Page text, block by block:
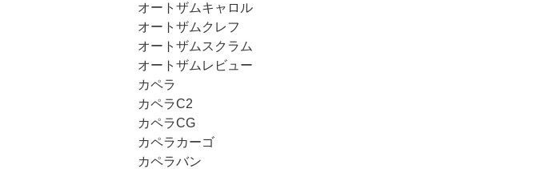
オートザムキャロル
オートザムクレフ
オートザムスクラム
オートザムレビュー
カペラ
カペラC2
カペラCG
カペラカーゴ
カペラバン